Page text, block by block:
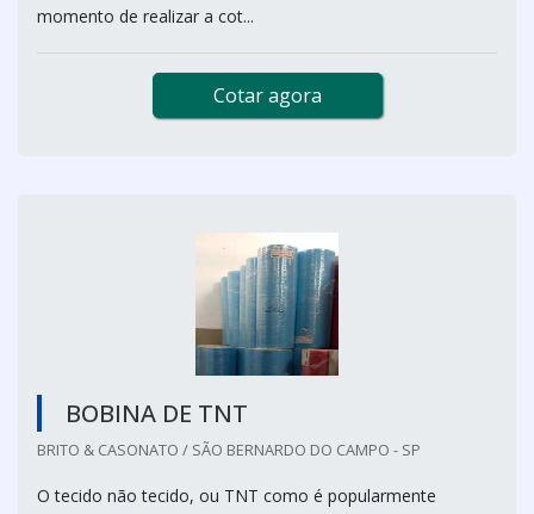
momento de realizar a cot...
Cotar agora
BOBINA DE TNT
BRITO & CASONATO / SÃO BERNARDO DO CAMPO - SP
O tecido não tecido, ou TNT como é popularmente